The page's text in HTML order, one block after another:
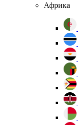
Африка